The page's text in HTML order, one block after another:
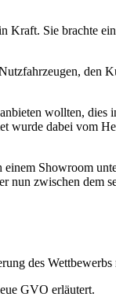
Kraft. Sie brachte
den
wollten, dies
wurde dabei vom
Showroom
nun zwischen dem
des Wettbewerbs
GVO erläutert.